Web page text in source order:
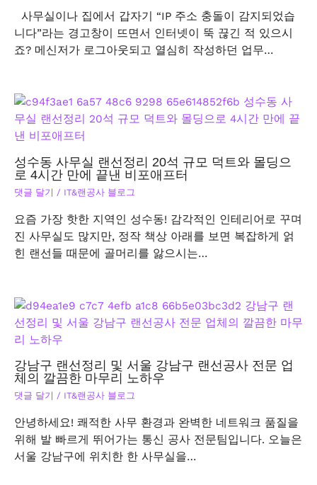
사무실이나 집에서 갑자기 “IP 주소 충돌이 감지되었습
니다”라는 경고창이 뜨면서 인터넷이 뚝 끊긴 적 있으시
죠? 메신저가 로그아웃되고 열심히 작성하던 업무…
성수동 사무실 랜선정리 20석 규모 덕트와 몰딩으
로 4시간 만에 끝낸 비포애프터
댓글 달기 / IT&랜공사 블로그
요즘 가장 핫한 지역인 성수동! 감각적인 인테리어로 꾸며
진 사무실도 많지만, 정작 책상 아래를 보면 복잡하게 얽
힌 랜선들 때문에 골머리를 앓으시는…
강남구 랜선정리 및 서울 강남구 랜선공사 전문 업
체의 깔끔한 마무리 노하우
댓글 달기 / IT&랜공사 블로그
안녕하세요! 쾌적한 사무 환경과 완벽한 네트워크 품질을
위해 발 빠르게 뛰어가는 통신 공사 전문팀입니다. 오늘은
서울 강남구에 위치한 한 사무실을…